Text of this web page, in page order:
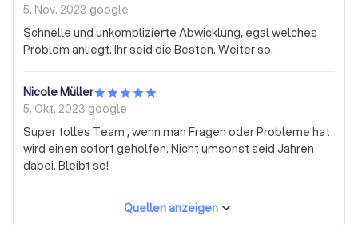
5. Nov. 2023 google
Schnelle und unkomplizierte Abwicklung, egal welches
Problem anliegt. Ihr seid die Besten. Weiter so.
Nicole Müller
5. Okt. 2023 google
Super tolles Team , wenn man Fragen oder Probleme hat
wird einen sofort geholfen. Nicht umsonst seid Jahren
dabei. Bleibt so!
Quellen anzeigen